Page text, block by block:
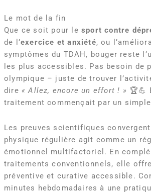
Le mot de la fin
Que ce soit pour le sport contre
de l’exercice et anxiété, ou
symptômes du TDAH, bouger reste
les plus accessibles. Pas besoin de
olympique – juste de trouver
dire « Allez, encore un effort ! » 🏆💪
traitement commençait par un
Les preuves scientifiques
physique régulière agit comme un
émotionnel multifactoriel. En
traitements conventionnels, elle
préventive et curative accessible.
minutes hebdomadaires à une